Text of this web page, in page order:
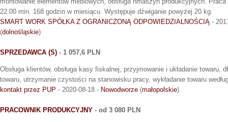
22:00 min. 168 godzin w miesiącu. Występuje dźwiganie powyżej 20 kg.
SMART WORK SPÓŁKA Z OGRANICZONĄ ODPOWIEDZIALNOŚCIĄ -
(dolnośląskie)
SPRZEDAWCA (S) - 1 057,6 PLN
Obsługa klientów, obsługa kasy fiskalnej, przyjmowanie i układanie towaru,
towaru, utrzymanie czystości na stanowisku pracy, wykładanie towaru
kontakt przez PUP - 2020-08-18 - Nowodworze (małopolskie)
PRACOWNIK PRODUKCYJNY - od 3 080 PLN